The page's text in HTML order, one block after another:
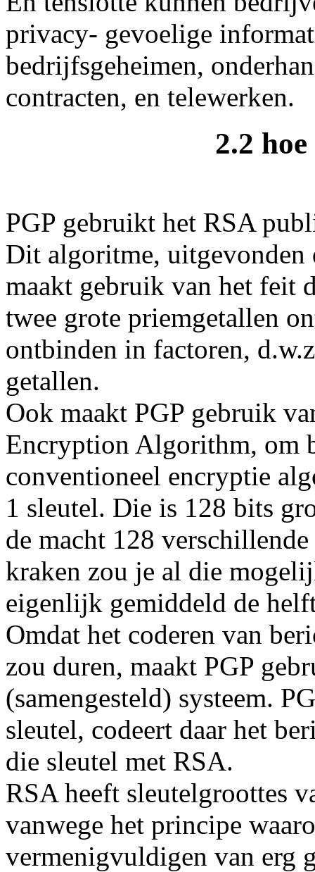
privacy- gevoelige
bedrijfsgeheimen,
contracten, en telewerken.
2.2
PGP gebruikt het RSA
Dit algoritme, uitgevonden
maakt gebruik van het feit
twee grote priemgetallen
ontbinden in factoren,
getallen.
Ook maakt PGP gebruik
Encryption Algorithm, om
conventioneel encryptie
1 sleutel. Die is 128 bits
de macht 128
kraken zou je al die
eigenlijk gemiddeld de
Omdat het coderen van
zou duren, maakt PGP
(samengesteld) systeem.
sleutel, codeert daar het
die sleutel met RSA.
RSA heeft sleutelgroottes
vanwege het principe
vermenigvuldigen van erg